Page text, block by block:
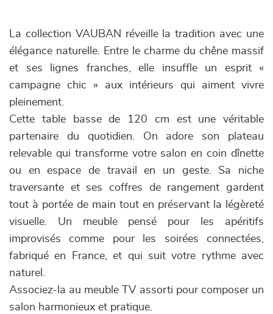
La collection VAUBAN réveille la tradition avec une
élégance naturelle. Entre le charme du chêne massif
et ses lignes franches, elle insuffle un esprit «
campagne chic » aux intérieurs qui aiment vivre
pleinement.
Cette table basse de 120 cm est une véritable
partenaire du quotidien. On adore son plateau
relevable qui transforme votre salon en coin dînette
ou en espace de travail en un geste. Sa niche
traversante et ses coffres de rangement gardent
tout à portée de main tout en préservant la légèreté
visuelle. Un meuble pensé pour les apéritifs
improvisés comme pour les soirées connectées,
fabriqué en France, et qui suit votre rythme avec
naturel.
Associez-la au meuble TV assorti pour composer un
salon harmonieux et pratique.